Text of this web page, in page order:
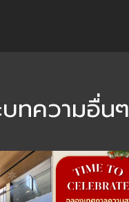
บทความอื่นๆ